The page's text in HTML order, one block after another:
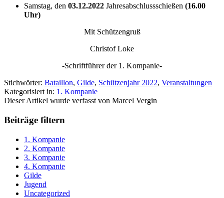
Samstag, den 03.12.2022 Jahresabschlussschießen (16.00
Uhr)
Mit Schützengruß
Christof Loke
-Schriftführer der 1. Kompanie-
Stichwörter: Bataillon, Gilde, Schützenjahr 2022, Veranstaltungen
Kategorisiert in: 1. Kompanie
Dieser Artikel wurde verfasst von Marcel Vergin
Beiträge filtern
1. Kompanie
2. Kompanie
3. Kompanie
4. Kompanie
Gilde
Jugend
Uncategorized